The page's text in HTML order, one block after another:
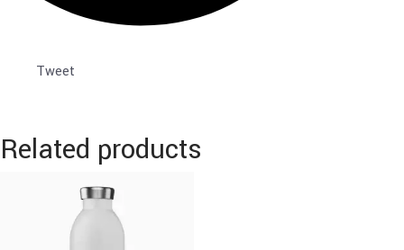
Tweet
Related products